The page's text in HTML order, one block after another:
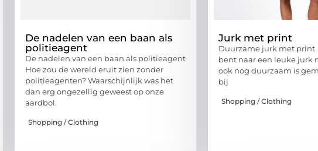
De nadelen van een baan als
politieagent
De nadelen van een baan als politieagent
Hoe zou de wereld eruit zien zonder
politieagenten? Waarschijnlijk was het
dan erg ongezellig geweest op onze
aardbol.
Shopping / Clothing
Jurk met print
Duurzame jurk met print
bent naar een leuke jurk
ook nog duurzaam is
bij
Shopping / Clothing